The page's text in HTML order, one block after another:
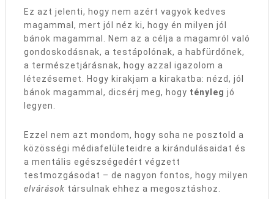
Ez azt jelenti, hogy nem azért vagyok kedves
magammal, mert jól néz ki, hogy én milyen jól
bánok magammal. Nem az a célja a magamról való
gondoskodásnak, a testápolónak, a habfürdőnek,
a természetjárásnak, hogy azzal igazolom a
létezésemet. Hogy kirakjam a kirakatba: nézd, jól
bánok magammal, dicsérj meg, hogy tényleg jó
legyen.
Ezzel nem azt mondom, hogy soha ne posztold a
közösségi médiafelületeidre a kirándulásaidat és
a mentális egészségedért végzett
testmozgásodat – de nagyon fontos, hogy milyen
elvárások társulnak ehhez a megosztáshoz.